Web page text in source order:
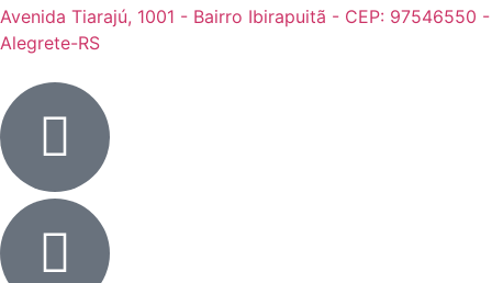
Avenida Tiarajú, 1001 - Bairro Ibirapuitã - CEP: 97546550 -
Alegrete-RS